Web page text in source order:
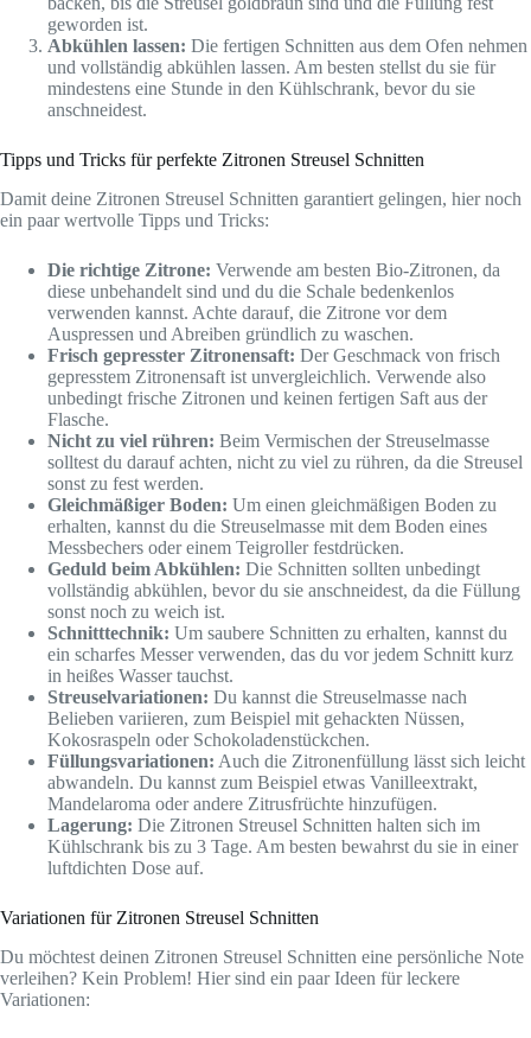
geworden ist.
Abkühlen lassen: Die fertigen Schnitten aus dem Ofen nehmen
und vollständig abkühlen lassen. Am besten stellst du sie für
mindestens eine Stunde in den Kühlschrank, bevor du sie
anschneidest.
Tipps und Tricks für perfekte Zitronen Streusel Schnitten
Damit deine Zitronen Streusel Schnitten garantiert gelingen, hier noch
ein paar wertvolle Tipps und Tricks:
Die richtige Zitrone: Verwende am besten Bio-Zitronen, da
diese unbehandelt sind und du die Schale bedenkenlos
verwenden kannst. Achte darauf, die Zitrone vor dem
Auspressen und Abreiben gründlich zu waschen.
Frisch gepresster Zitronensaft: Der Geschmack von frisch
gepresstem Zitronensaft ist unvergleichlich. Verwende also
unbedingt frische Zitronen und keinen fertigen Saft aus der
Flasche.
Nicht zu viel rühren: Beim Vermischen der Streuselmasse
solltest du darauf achten, nicht zu viel zu rühren, da die Streusel
sonst zu fest werden.
Gleichmäßiger Boden: Um einen gleichmäßigen Boden zu
erhalten, kannst du die Streuselmasse mit dem Boden eines
Messbechers oder einem Teigroller festdrücken.
Geduld beim Abkühlen: Die Schnitten sollten unbedingt
vollständig abkühlen, bevor du sie anschneidest, da die Füllung
sonst noch zu weich ist.
Schnitttechnik: Um saubere Schnitten zu erhalten, kannst du
ein scharfes Messer verwenden, das du vor jedem Schnitt kurz
in heißes Wasser tauchst.
Streuselvariationen: Du kannst die Streuselmasse nach
Belieben variieren, zum Beispiel mit gehackten Nüssen,
Kokosraspeln oder Schokoladenstückchen.
Füllungsvariationen: Auch die Zitronenfüllung lässt sich leicht
abwandeln. Du kannst zum Beispiel etwas Vanilleextrakt,
Mandelaroma oder andere Zitrusfrüchte hinzufügen.
Lagerung: Die Zitronen Streusel Schnitten halten sich im
Kühlschrank bis zu 3 Tage. Am besten bewahrst du sie in einer
luftdichten Dose auf.
Variationen für Zitronen Streusel Schnitten
Du möchtest deinen Zitronen Streusel Schnitten eine persönliche Note
verleihen? Kein Problem! Hier sind ein paar Ideen für leckere
Variationen: